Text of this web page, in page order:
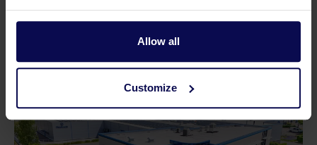
Allow all
Customize
Schlauchverschraubung Storz 4" N115